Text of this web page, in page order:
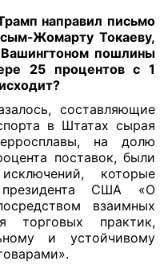
направил письмо
Жомарту Токаеву,
пошлины
25 процентов с 1
составляющие
в Штатах сырая
на долю
поставок, были
которые
президента США «О
взаимных
торговых практик,
и устойчивому